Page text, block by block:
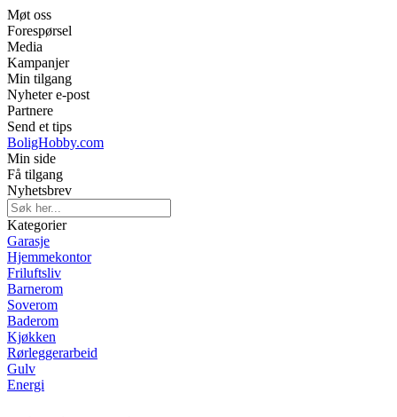
Møt oss
Forespørsel
Media
Kampanjer
Min tilgang
Nyheter e-post
Partnere
Send et tips
BoligHobby.com
Min side
Få tilgang
Nyhetsbrev
Kategorier
Garasje
Hjemmekontor
Friluftsliv
Barnerom
Soverom
Baderom
Kjøkken
Rørleggerarbeid
Gulv
Energi